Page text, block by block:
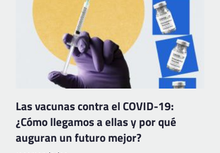
Las vacunas contra el COVID-19:
¿Cómo llegamos a ellas y por qué
auguran un futuro mejor?